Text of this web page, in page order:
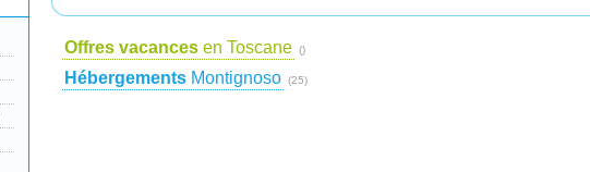
Offres vacances en Toscane ()
Hébergements Montignoso (25)